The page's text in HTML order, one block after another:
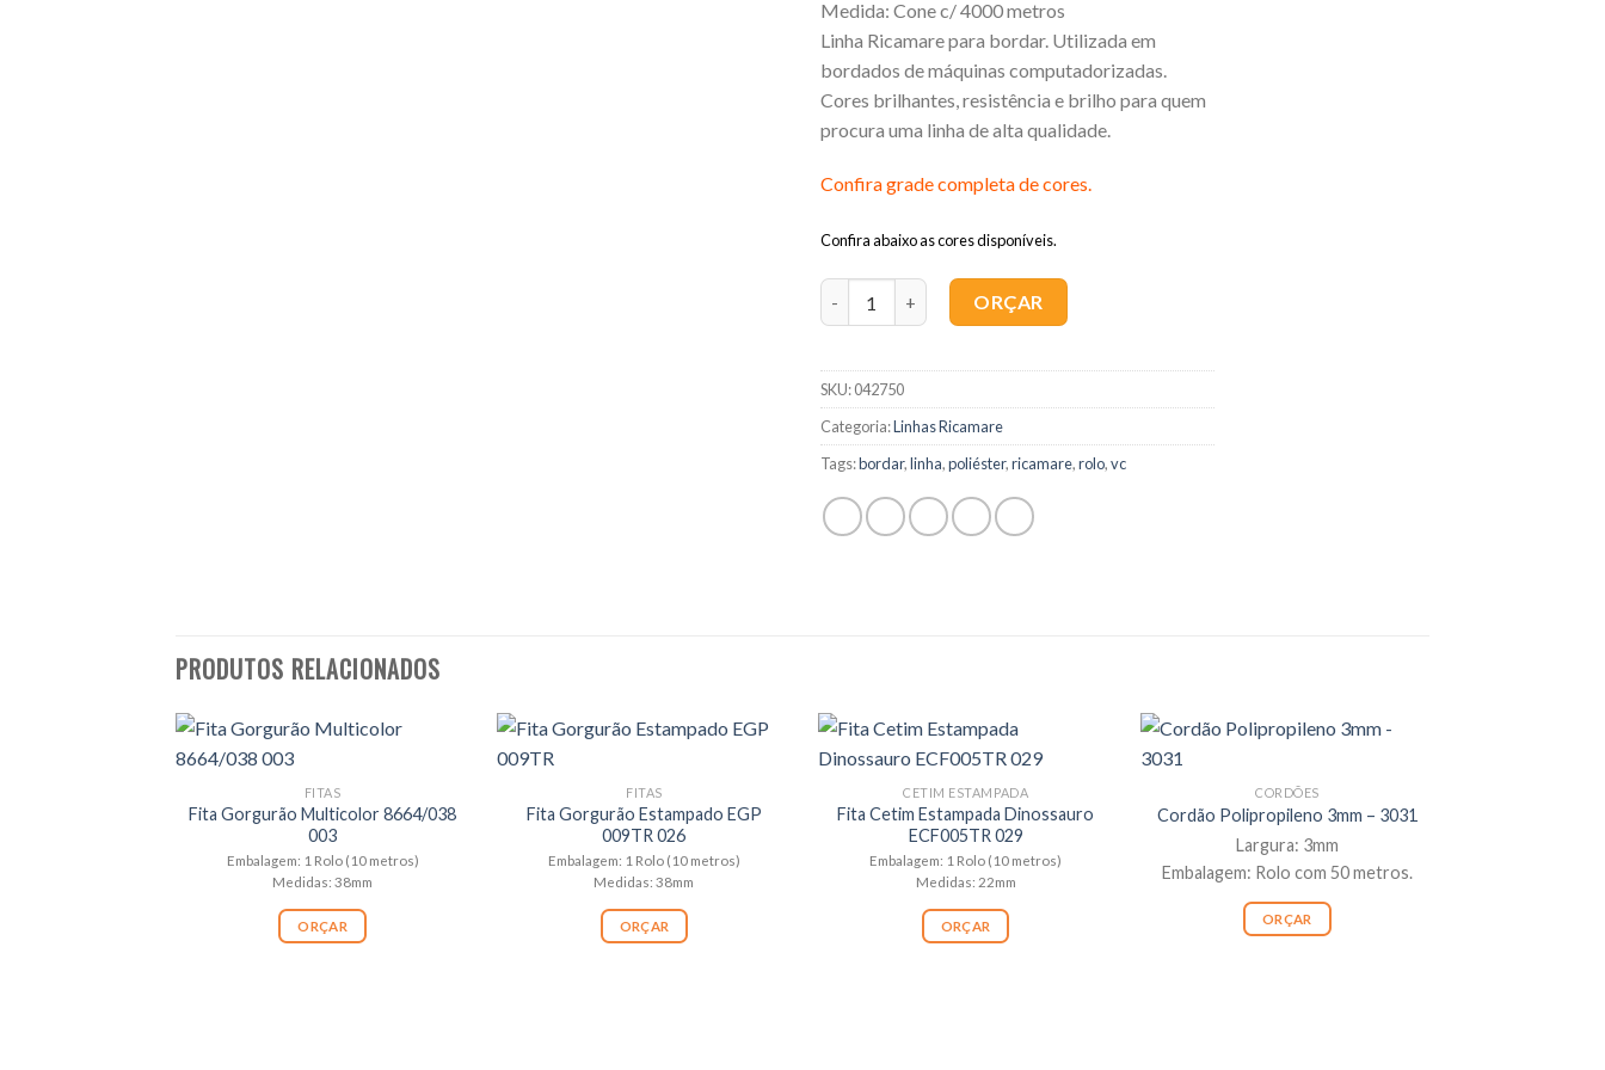
Medida: Cone c/ 4000 metros
Linha Ricamare para bordar. Utilizada em
bordados de máquinas computadorizadas.
Cores brilhantes, resistência e brilho para quem
procura uma linha de alta qualidade.
Confira grade completa de cores.
Confira abaixo as cores disponíveis.
ORÇAR
SKU:042750
Categoria:Linhas Ricamare
Tags:bordar,linha,poliéster,ricamare,rolo,vc
PRODUTOS RELACIONADOS
FITAS
Fita Gorgurão Multicolor 8664/038
003
Embalagem: 1 Rolo (10 metros)
Medidas: 38mm
ORÇAR
FITAS
Fita Gorgurão Estampado EGP
009TR 026
Embalagem: 1 Rolo (10 metros)
Medidas: 38mm
ORÇAR
CETIM ESTAMPADA
Fita Cetim Estampada Dinossauro
ECF005TR 029
Embalagem: 1 Rolo (10 metros)
Medidas: 22mm
ORÇAR
CORDÕES
Cordão Polipropileno 3mm – 3031
Largura: 3mm
Embalagem: Rolo com 50 metros.
ORÇAR